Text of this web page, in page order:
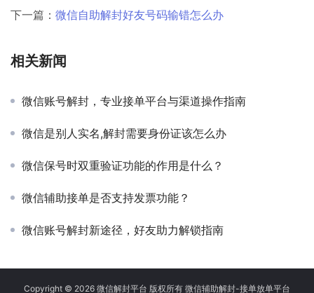
下一篇： 微信自助解封好友号码输错怎么办
相关新闻
微信账号解封，专业接单平台与渠道操作指南
微信是别人实名,解封需要身份证该怎么办
微信保号时双重验证功能的作用是什么？
微信辅助接单是否支持发票功能？
微信账号解封新途径，好友助力解锁指南
Copyright © 2026 微信解封平台 版权所有 微信辅助解封-接单放单平台